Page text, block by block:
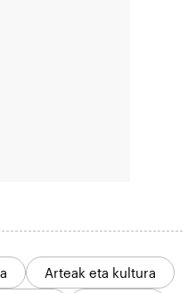
Arteak eta kultura